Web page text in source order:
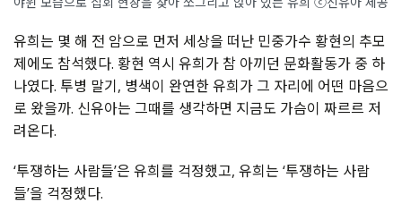
유희는 몇 해 전 암으로 먼저 세상을 떠난 민중가수 황현의 추모
제에도 참석했다. 황현 역시 유희가 참 아끼던 문화활동가 중 하
나였다. 투병 말기, 병색이 완연한 유희가 그 자리에 어떤 마음으
로 왔을까. 신유아는 그때를 생각하면 지금도 가슴이 짜르르 저
려온다.
‘투쟁하는 사람들’은 유희를 걱정했고, 유희는 ‘투쟁하는 사람
들’을 걱정했다.